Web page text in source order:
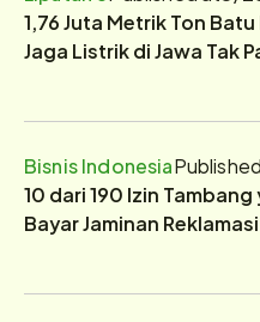
1,76 Juta Metrik Ton
Jaga Listrik di Jawa Tak
Bisnis Indonesia
10 dari 190 Izin
Bayar Jaminan Reklamasi